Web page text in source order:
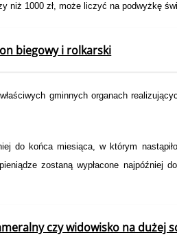
niż 1000 zł, może liczyć na podwyżkę
biegowy i rolkarski
gminnych organach
do końca miesiąca, w którym
zostaną wypłacone najpóźniej
czy widowisko na dużej